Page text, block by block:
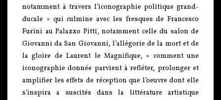
notamment à travers l’iconographie politique grand-
ducale » qui culmine avec les fresques de Francesco
Furini au Palazzo Pitti, notamment celle du salon de
Giovanni da San Giovanni, l’allégorie de la mort et de
la gloire de Laurent le Magnifique, « comment une
iconographie donnée parvient à refléter, prolonger et
amplifier les effets de réception que l’oeuvre dont elle
s’inspira a suscités dans la littérature artistique